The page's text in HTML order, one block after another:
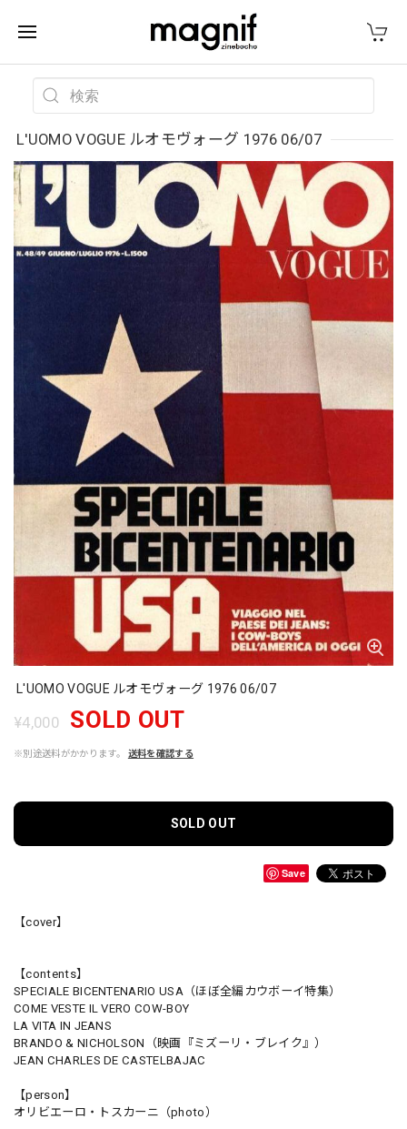
L'UOMO VOGUE ルオモヴォーグ 1976 06/07
L'UOMO VOGUE ルオモヴォーグ 1976 06/07
¥4,000 SOLD OUT
※別途送料がかかります。 送料を確認する
SOLD OUT
Save
【cover】
【contents】
SPECIALE BICENTENARIO USA（ほぼ全編カウボーイ特集）
COME VESTE IL VERO COW-BOY
LA VITA IN JEANS
BRANDO & NICHOLSON（映画『ミズーリ・ブレイク』）
JEAN CHARLES DE CASTELBAJAC
【person】
オリビエーロ・トスカーニ（photo）